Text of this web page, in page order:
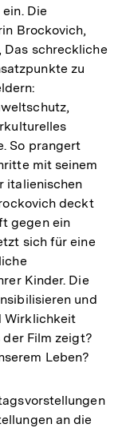
Die
Brockovich,
Das schreckliche
zu
So prangert
mit seinem
italienischen
deckt
gegen ein
sich für eine
Kinder. Die
und
Wirklichkeit
Film zeigt?
Leben?
an die